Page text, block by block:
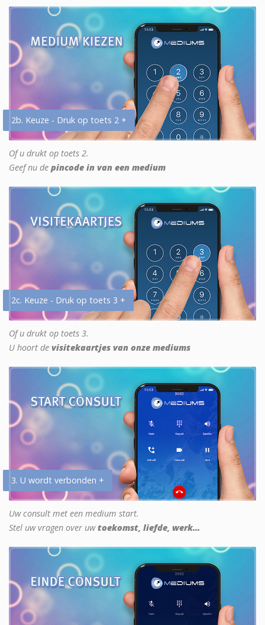
2b. Keuze - Druk op toets 2 +
Of u drukt op toets 2.
Geef nu de pincode in van een medium
2c. Keuze - Druk op toets 3 +
Of u drukt op toets 3.
U hoort de visitekaartjes van onze mediums
3. U wordt verbonden +
Uw consult met een medium start.
Stel uw vragen over uwtoekomst, liefde, werk...